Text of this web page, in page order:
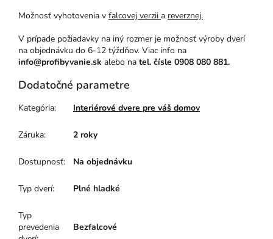
Možnosť vyhotovenia v falcovej verzii a reverznej.
V prípade požiadavky na iný rozmer je možnosť výroby dverí
na objednávku do 6-12 týždňov. Viac info na
info@profibyvanie.sk alebo na tel. čísle 0908 080 881.
Dodatočné parametre
Kategória: Interiérové dvere pre váš domov
Záruka: 2 roky
Dostupnosť: Na objednávku
Typ dverí: Plné hladké
Typ
prevedenia
Bezfalcové